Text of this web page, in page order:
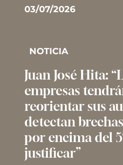
03/07/2026
NOTICIA
Juan José Hita:
empresas
reorientar sus
detectan
por encima del
justificar”